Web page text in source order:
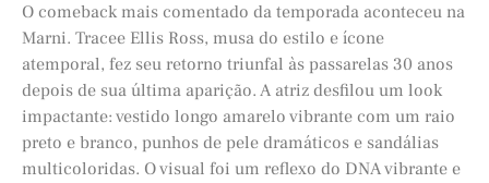
O comeback mais comentado da temporada aconteceu na
Marni. Tracee Ellis Ross, musa do estilo e ícone
atemporal, fez seu retorno triunfal às passarelas 30 anos
depois de sua última aparição. A atriz desfilou um look
impactante: vestido longo amarelo vibrante com um raio
preto e branco, punhos de pele dramáticos e sandálias
multicoloridas. O visual foi um reflexo do DNA vibrante e